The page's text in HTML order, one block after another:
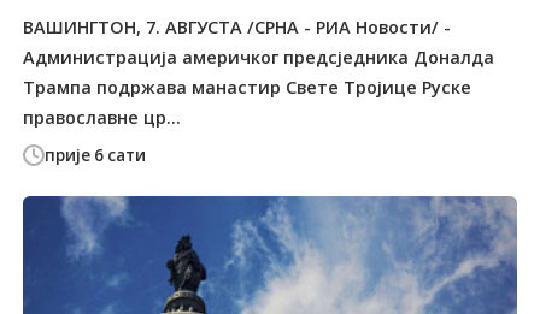
прије 6 сати
ВАШИНГТОН, 7. АВГУСТА /СРНА - РИА Новости/ -
Администрација америчког предсједника Доналда
Трампа подржава манастир Свете Тројице Руске
православне цр...